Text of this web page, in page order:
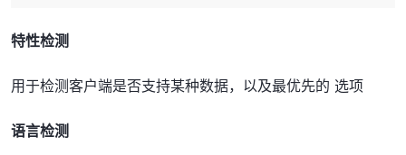
特性检测
用于检测客户端是否支持某种数据，以及最优先的 选项
语言检测